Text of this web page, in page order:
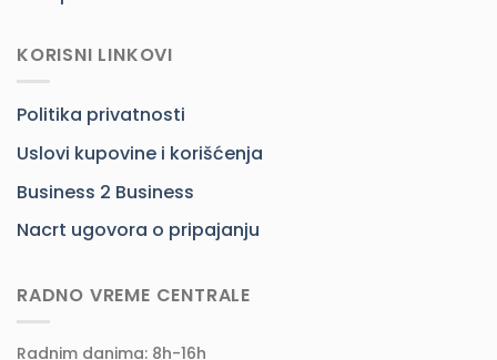
KORISNI LINKOVI
Politika privatnosti
Uslovi kupovine i korišćenja
Business 2 Business
Nacrt ugovora o pripajanju
RADNO VREME CENTRALE
Radnim danima: 8h-16h